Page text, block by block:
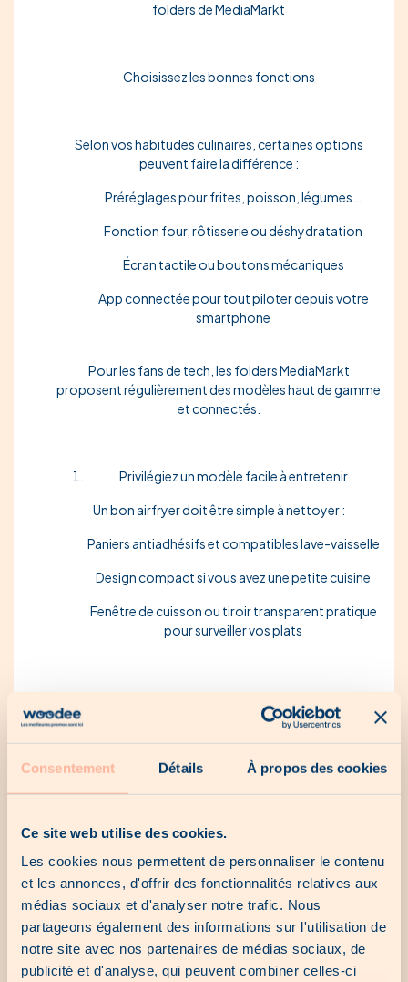
Consentement Détails À propos des cookies
Ce site web utilise des cookies.
Les cookies nous permettent de personnaliser le contenu
et les annonces, d'offrir des fonctionnalités relatives aux
médias sociaux et d'analyser notre trafic. Nous
partageons également des informations sur l'utilisation de
notre site avec nos partenaires de médias sociaux, de
publicité et d'analyse, qui peuvent combiner celles-ci
folders de MediaMarkt
Choisissez les bonnes fonctions
Selon vos habitudes culinaires, certaines options
peuvent faire la différence :
Préréglagespour frites, poisson, légumes…
Fonction four, rôtisserie ou déshydratation
Écran tactile ou boutons mécaniques
App connectéepour tout piloter depuis votre
smartphone
Pour les fans de tech, les folders MediaMarkt
proposent régulièrement des modèles haut de gamme
et connectés.
Privilégiez un modèle facile à entretenir
Un bon airfryer doit être simple à nettoyer :
Paniers antiadhésifset compatibles lave-vaisselle
Designcompactsi vous avez une petite cuisine
Fenêtre de cuisson ou tiroir transparent pratique
pour surveiller vos plats
Où trouver les meilleures offres ?
MediaMarkt
Cactus
Globus Baumarkt, et bien d'autres